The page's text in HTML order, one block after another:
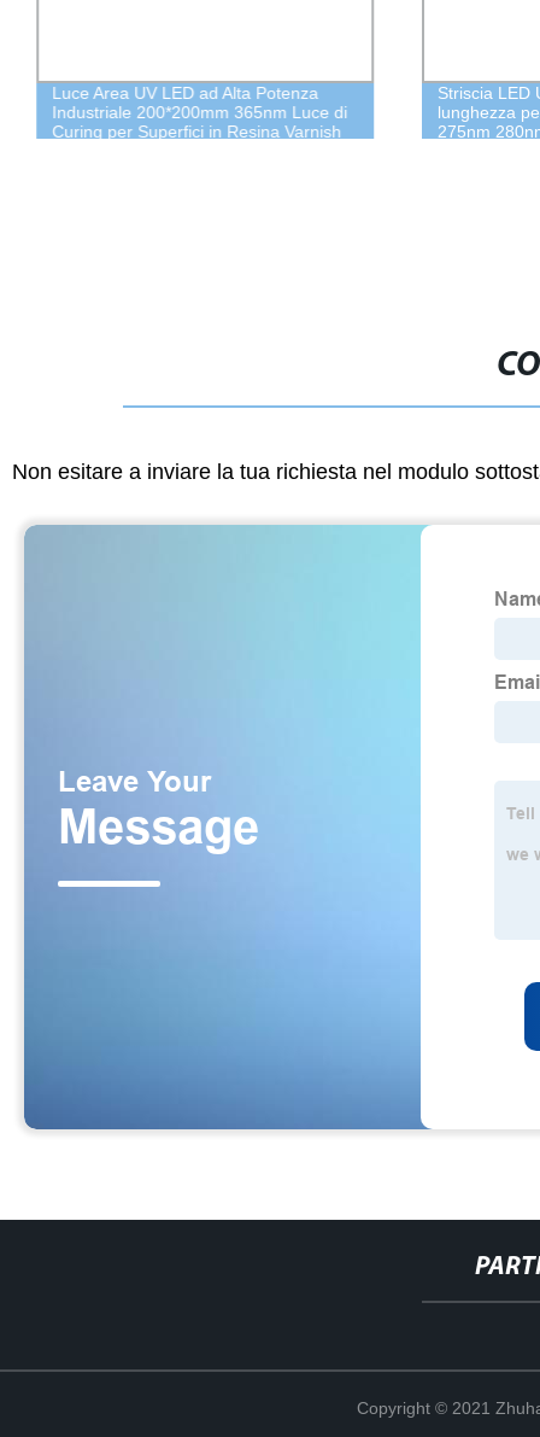
Luce Area UV LED ad Alta Potenza
Industriale 200*200mm 365nm Luce di
Curing per Superfici in Resina Varnish
Striscia LED
lunghezza
275nm
Non esitare a inviare la tua richiesta nel modulo
Copyright © 2021